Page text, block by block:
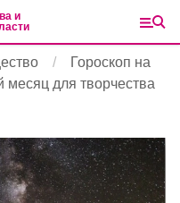
и
Гороскоп на
месяц для творчества